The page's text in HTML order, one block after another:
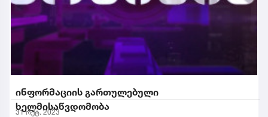
ინფორმაციის გართულებული
ხელმისაწვდომობა
31 ოქტ. 2023